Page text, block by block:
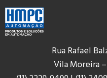
Rua Rafael
Vila Moreira